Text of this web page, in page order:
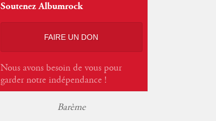
Soutenez Albumrock
FAIRE UN DON
Nous avons besoin de vous pour
garder notre indépendance !
Barème